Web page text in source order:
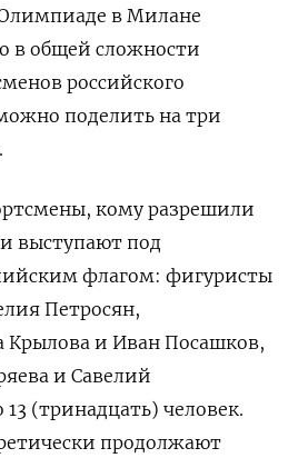
в Милане
в общей сложности
российского
поделить на три
кому разрешили
выступают под
флагом: фигуристы
Петросян,
Крылова и Иван Посашков,
и Савелий
(тринадцать) человек.
продолжают